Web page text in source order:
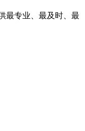
最专业、最及时、最